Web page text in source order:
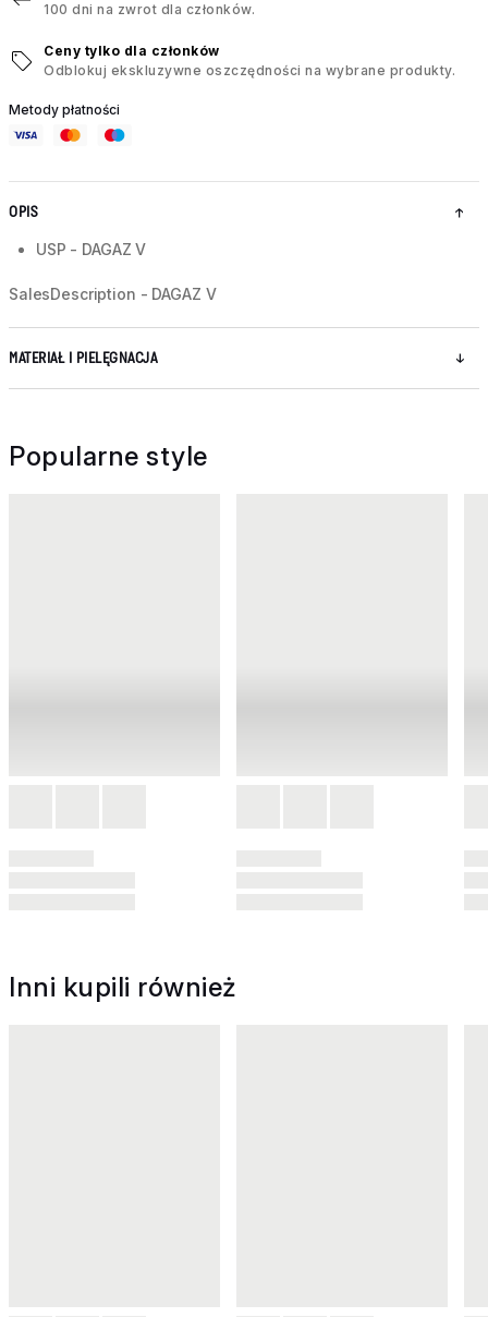
100 dni na zwrot dla członków.
Ceny tylko dla członków
Odblokuj ekskluzywne oszczędności na wybrane produkty.
Metody płatności
OPIS
USP - DAGAZ V
SalesDescription - DAGAZ V
MATERIAŁ I PIELĘGNACJA
Popularne style
Inni kupili również